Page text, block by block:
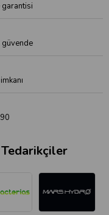
garantisi
güvende
Tedarikçiler